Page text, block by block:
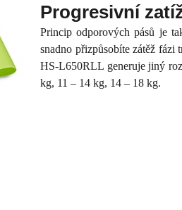
Progresivní
Princip odporových pásů je
snadno přizpůsobíte zátěž fázi
HS-L650RLL generuje jiný
kg, 11 – 14 kg, 14 – 18 kg.